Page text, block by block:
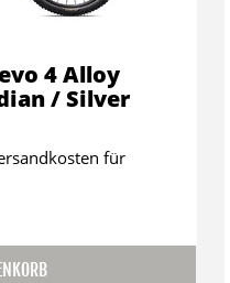
4 Alloy
/ Silver
für